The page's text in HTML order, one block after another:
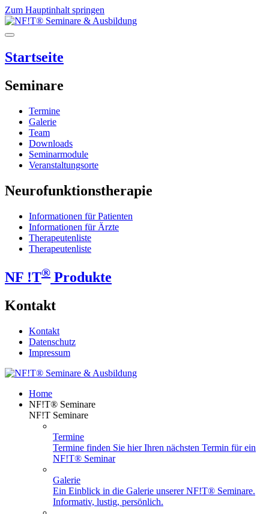
Zum Hauptinhalt springen
Startseite
Seminare
Termine
Galerie
Team
Downloads
Seminarmodule
Veranstaltungsorte
Neurofunktionstherapie
Informationen für Patienten
Informationen für Ärzte
Therapeutenliste
Therapeutenliste
NF !T® Produkte
Kontakt
Kontakt
Datenschutz
Impressum
Home
NF!T® Seminare
NF!T Seminare
Termine
Termine finden Sie hier Ihren nächsten Termin für ein
NF!T® Seminar
Galerie
Ein Einblick in die Galerie unserer NF!T® Seminare.
Informativ, lustig, persönlich.